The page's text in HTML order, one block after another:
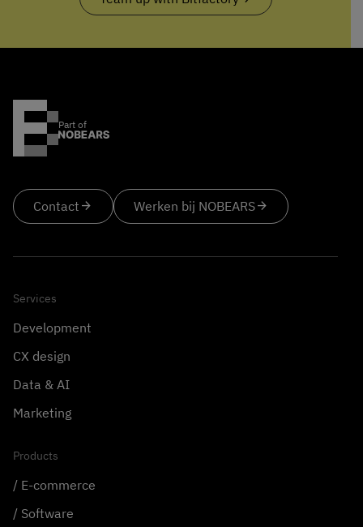
Part of
Contact arrow_forward Werken bij NOBEARSarrow_forward
Services
Development
CX design
Data & AI
Marketing
Products
E-commerce
Software